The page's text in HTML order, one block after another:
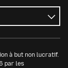
à but non lucratif.
par les